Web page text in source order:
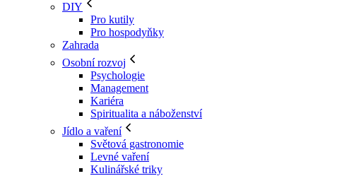
DIY
Pro kutily
Pro hospodyňky
Zahrada
Osobní rozvoj
Psychologie
Management
Kariéra
Spiritualita a náboženství
Jídlo a vaření
Světová gastronomie
Levné vaření
Kulinářské triky